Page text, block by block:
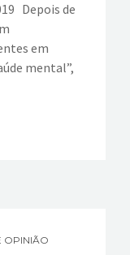
Depois de
em
mental”,
OPINIÃO